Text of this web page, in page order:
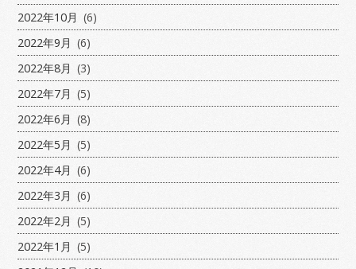
2022年10月 (6)
2022年9月 (6)
2022年8月 (3)
2022年7月 (5)
2022年6月 (8)
2022年5月 (5)
2022年4月 (6)
2022年3月 (6)
2022年2月 (5)
2022年1月 (5)